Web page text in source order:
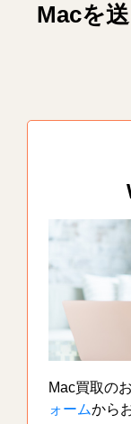
Macを
Mac買取の
ォームから